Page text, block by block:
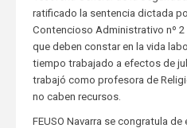
ratificado la sentencia dictada
Contencioso Administrativo nº
que deben constar en la vida
tiempo trabajado a efectos de
trabajó como profesora de
no caben recursos.
FEUSO Navarra se congratula